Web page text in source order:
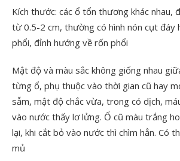
Kích thước: các ổ tổn thương khác nhau,
từ 0.5-2 cm, thường có hình nón cụt đáy
phổi, đỉnh hướng về rốn phổi
Mật độ và màu sắc không giống nhau
từng ổ, phụ thuộc vào thời gian cũ hay
sẫm, mật độ chắc vừa, trong có dịch,
vào nước thấy lơ lửng. Ổ cũ màu trắng
lại, khi cắt bỏ vào nước thì chìm hẳn. Có
mủ